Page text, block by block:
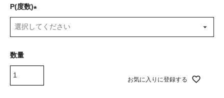
)
P(度数)
必
お気に入りに登録する